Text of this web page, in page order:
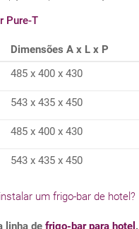
Pure-T
Dimensões A x L x P
485 x 400 x 430
543 x 435 x 450
485 x 400 x 430
543 x 435 x 450
um frigo-bar de hotel?
linha de frigo-bar para hotel .